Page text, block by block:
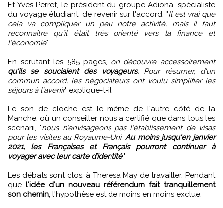
Et Yves Perret, le président du groupe Adiona, spécialiste
du voyage étudiant, de revenir sur l'accord. "Il est vrai que
cela va compliquer un peu notre activité, mais il faut
reconnaître qu'il était très orienté vers la finance et
l'économie".
En scrutant les 585 pages, on découvre accessoirement
qu'ils se souciaient des voyageurs.Pour résumer, d'un
commun accord, les négociateurs ont voulu simplifier les
séjours à l'avenir" explique-t-il.
Le son de cloche est le même de l'autre côté de la
Manche, où un conseiller nous a certifié que dans tous les
scenarii, "nous n’envisageons pas l'établissement de visas
pour les visites au Royaume-Uni.Au moins jusqu'en janvier
2021, les Françaises et Français pourront continuer à
voyager avec leur carte d’identité."
Les débats sont clos, à Theresa May de travailler. Pendant
que l'idée d'un nouveau référendum fait tranquillement
son chemin, l'hypothèse est de moins en moins exclue.